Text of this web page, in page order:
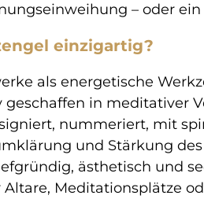
– oder
einzigartig?
als energetische
geschaffen in meditativer
nummeriert, mit
und Stärkung
ästhetisch und
Altare, Meditationsplätze